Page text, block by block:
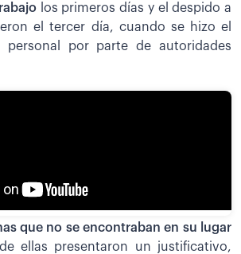
los primeros días y el despido a
el tercer día, cuando se hizo el
personal por parte de autoridades
que no se encontraban en su lugar
ellas presentaron un justificativo,